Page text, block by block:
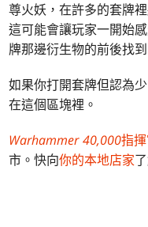
尊火妖，在許多的套牌
這可能會讓玩家一開始
牌那邊衍生物的前後找到
如果你打開套牌但認為
在這個區塊裡。
Warhammer 40,000指
市。快向你的本地店家